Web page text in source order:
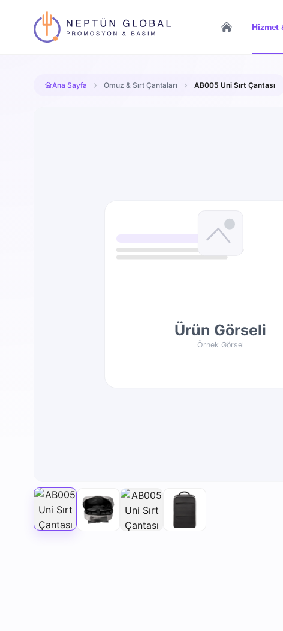
Hizmet
Ana Sayfa Omuz & Sırt Çantaları AB005 Uni Sırt Çantası